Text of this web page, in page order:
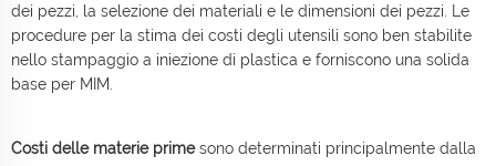
dei pezzi, la selezione dei materiali e le dimensioni dei pezzi. Le
procedure per la stima dei costi degli utensili sono ben stabilite
nello stampaggio a iniezione di plastica e forniscono una solida
base per MIM.
Costi delle materie primesono determinati principalmente dalla